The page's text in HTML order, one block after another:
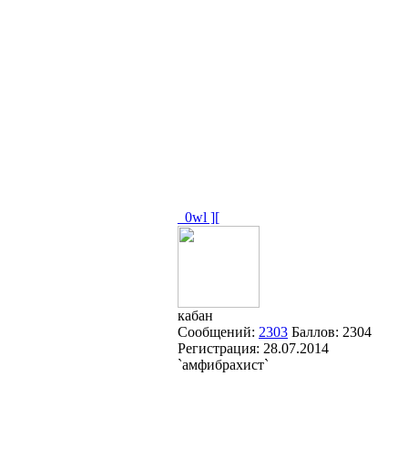
_0wl ][
кабан
Сообщений: 2303 Баллов: 2304
Регистрация: 28.07.2014
`амфибрахист`